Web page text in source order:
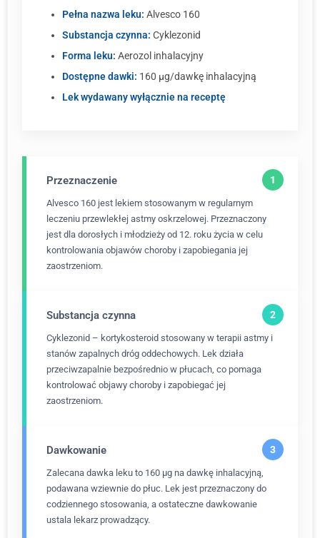
Pełna nazwa leku: Alvesco 160
Substancja czynna: Cyklezonid
Forma leku: Aerozol inhalacyjny
Dostępne dawki: 160 µg/dawkę inhalacyjną
Lek wydawany wyłącznie na receptę
Przeznaczenie
Alvesco 160 jest lekiem stosowanym w regularnym
leczeniu przewlekłej astmy oskrzelowej. Przeznaczony
jest dla dorosłych i młodzieży od 12. roku życia w celu
kontrolowania objawów choroby i zapobiegania jej
zaostrzeniom.
Substancja czynna
Cyklezonid – kortykosteroid stosowany w terapii astmy i
stanów zapalnych dróg oddechowych. Lek działa
przeciwzapalnie bezpośrednio w płucach, co pomaga
kontrolować objawy choroby i zapobiegać jej
zaostrzeniom.
Dawkowanie
Zalecana dawka leku to 160 μg na dawkę inhalacyjną,
podawana wziewnie do płuc. Lek jest przeznaczony do
codziennego stosowania, a ostateczne dawkowanie
ustala lekarz prowadzący.